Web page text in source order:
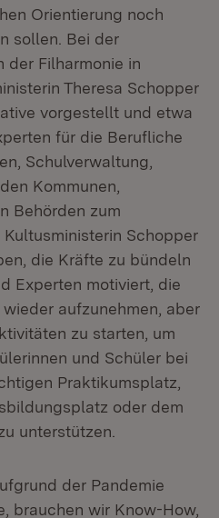
Orientierung noch
sollen. Bei der
Filharmonie in
Theresa Schopper
vorgestellt und etwa
für die Berufliche
Schulverwaltung,
Kommunen,
Behörden zum
Schopper
die Kräfte zu bündeln
Experten motiviert, die
aufzunehmen, aber
zu starten, um
und Schüler bei
Praktikumsplatz,
oder dem
unterstützen.
der Pandemie
brauchen wir Know-How,